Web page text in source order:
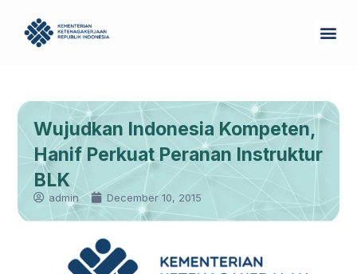
content
Wujudkan Indonesia Kompeten,
Hanif Perkuat Peranan Instruktur
BLK
admin December 10, 2015